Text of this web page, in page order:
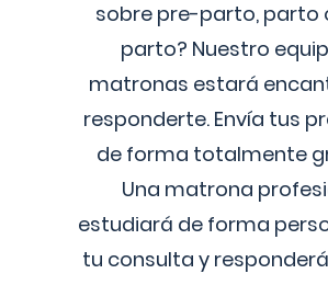
sobre pre-parto, parto
parto? Nuestro
matronas estará
responderte. Envía tus
de forma totalmente
Una matrona
estudiará de forma
tu consulta y